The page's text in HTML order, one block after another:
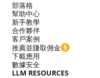
部落格
幫助中心
新手教學
合作夥伴
客戶案例
推薦並賺取佣金
下載應用
數據安全
LLM RESOURCES